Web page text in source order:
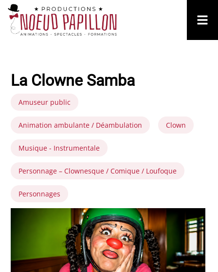
La Clowne Samba
Amuseur public
Animation ambulante / Déambulation Clown
Musique - Instrumentale
Personnage – Clownesque / Comique / Loufoque
Personnages